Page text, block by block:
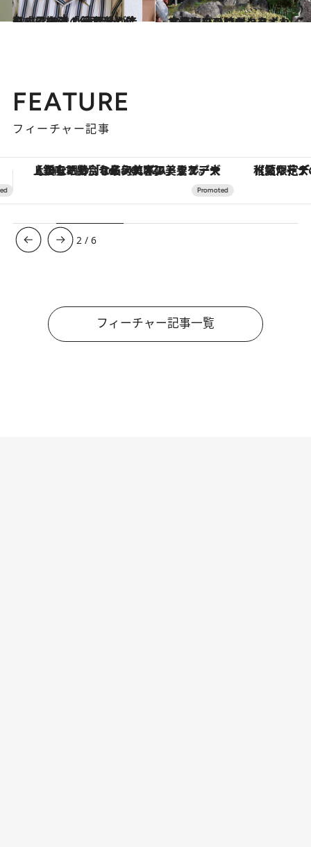
2019.7.26
平成最後の「仮面ライダー」に主演！ 奥野壮が告白する18歳の役者魂とは
カルチャー 2016.1.22
文豪たちの時代へタイムスリップ ロマンあふれる熱海のブンガクスポット
旅＆お出かけ
FEATURE
フィーチャー記事
【夏限定ディナーコース】旬を迎える稚鮎や花ズッキーニなどをイタリア・トスカーナの郷土料理の手法で満喫！
3 /6
フィーチャー記事一覧